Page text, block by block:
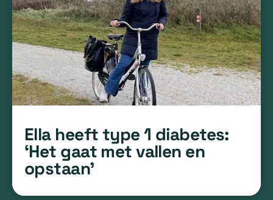
Ella heeft type 1 diabetes:
‘Het gaat met vallen en
opstaan’